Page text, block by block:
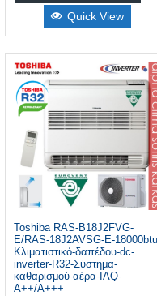
Quick View
Toshiba RAS-B18J2FVG-
E/RAS-18J2AVSG-E-
Κλιματιστικό-δαπέδου-dc-
inverter-R32-Σύστημα-
καθαρισμού-αέρα-IAQ-
A++/A+++